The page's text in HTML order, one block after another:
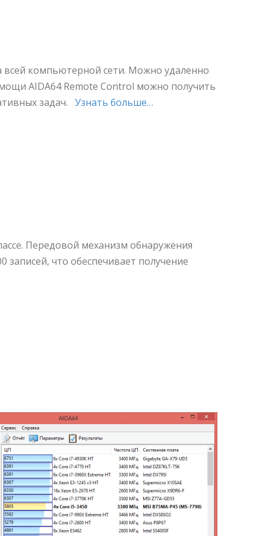
компьютерной сети. Можно удаленно
AIDA64 Remote Control можно получить
задач. Узнать больше…
Передовой механизм обнаружения
что обеспечивает получение